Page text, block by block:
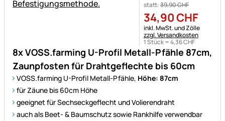
8x VOSS.farming U-Profil Metall-Pfähle 87cm,
Zaunpfosten für Drahtgeflechte bis 60cm
VOSS.farming U-Profil Metall-Pfähle, Höhe: 87cm
für Zäune bis 60cm Höhe
geeignet für Sechseckgeflecht und Volierendraht
auch als Beet- & Baumschutz sowie Rankhilfe verwendbar
statt:39,90CHF
34,90CHF
Steuerhinweis:
inkl. MwSt. und Zölle
zzgl. Versandkosten
1 Stück =4,36CHF